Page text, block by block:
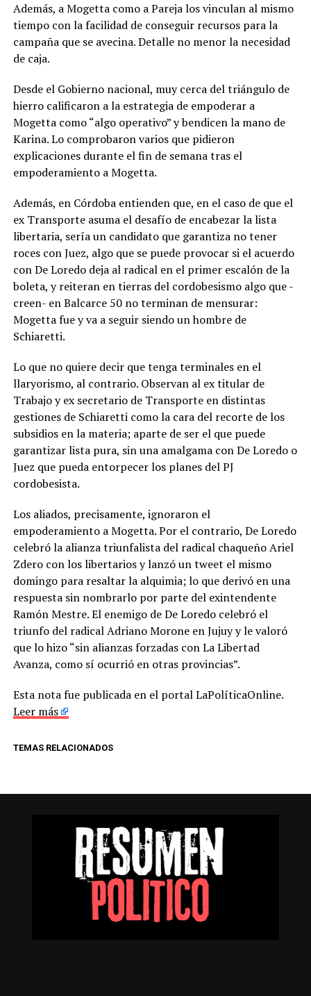
Además, a Mogetta como a Pareja los vinculan al mismo
tiempo con la facilidad de conseguir recursos para la
campaña que se avecina. Detalle no menor la necesidad
de caja.
Desde el Gobierno nacional, muy cerca del triángulo de
hierro calificaron a la estrategia de empoderar a
Mogetta como “algo operativo” y bendicen la mano de
Karina. Lo comprobaron varios que pidieron
explicaciones durante el fin de semana tras el
empoderamiento a Mogetta.
Además, en Córdoba entienden que, en el caso de que el
ex Transporte asuma el desafío de encabezar la lista
libertaria, sería un candidato que garantiza no tener
roces con Juez, algo que se puede provocar si el acuerdo
con De Loredo deja al radical en el primer escalón de la
boleta, y reiteran en tierras del cordobesismo algo que -
creen- en Balcarce 50 no terminan de mensurar:
Mogetta fue y va a seguir siendo un hombre de
Schiaretti.
Lo que no quiere decir que tenga terminales en el
llaryorismo, al contrario. Observan al ex titular de
Trabajo y ex secretario de Transporte en distintas
gestiones de Schiaretti como la cara del recorte de los
subsidios en la materia; aparte de ser el que puede
garantizar lista pura, sin una amalgama con De Loredo o
Juez que pueda entorpecer los planes del PJ
cordobesista.
Los aliados, precisamente, ignoraron el
empoderamiento a Mogetta. Por el contrario, De Loredo
celebró la alianza triunfalista del radical chaqueño Ariel
Zdero con los libertarios y lanzó un tweet el mismo
domingo para resaltar la alquimia; lo que derivó en una
respuesta sin nombrarlo por parte del exintendente
Ramón Mestre. El enemigo de De Loredo celebró el
triunfo del radical Adriano Morone en Jujuy y le valoró
que lo hizo “sin alianzas forzadas con La Libertad
Avanza, como sí ocurrió en otras provincias”.
Esta nota fue publicada en el portal LaPolíticaOnline.
Leer más
TEMAS RELACIONADOS